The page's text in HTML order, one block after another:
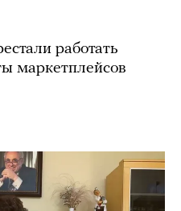
работать
маркетплейсов